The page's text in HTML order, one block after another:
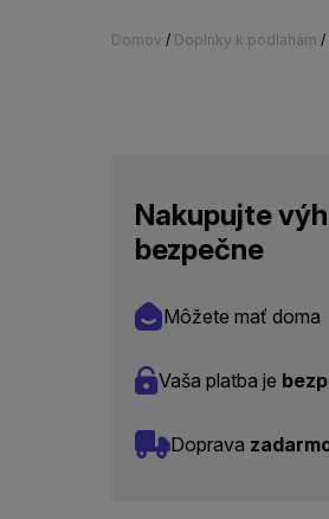
Domov / Doplnky k podlahám /
Nakupujte
bezpečne
Môžete mať doma
Vaša platba je
Doprava